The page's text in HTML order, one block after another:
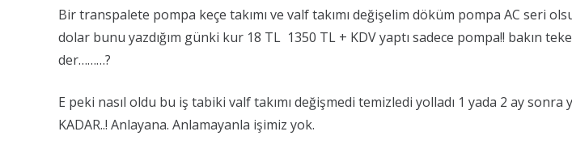
Bir transpalete pompa keçe takımı ve valf takımı değişelim döküm pompa AC seri
dolar bunu yazdığım günki kur 18 TL 1350 TL + KDV yaptı sadece pompa!! bakın
der………?
E peki nasıl oldu bu iş tabiki valf takımı değişmedi temizledi yolladı 1 yada 2 ay
KADAR..! Anlayana. Anlamayanla işimiz yok.